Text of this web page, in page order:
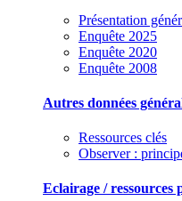
Présentation
Enquête 2025
Enquête 2020
Enquête 2008
Autres données
Ressources clés
Observer :
Eclairage / ressources